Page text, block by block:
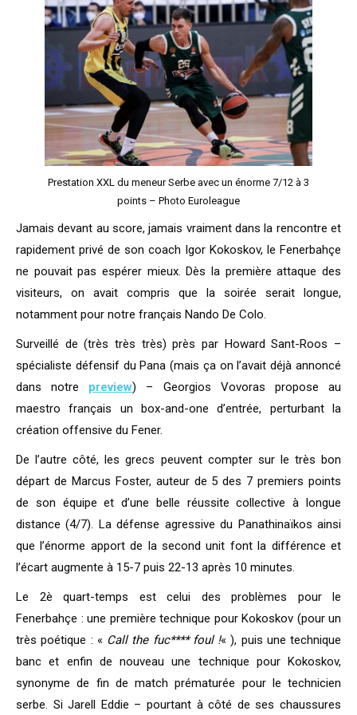
Prestation XXL du meneur Serbe avec un énorme 7/12 à 3
points – Photo Euroleague
Jamais devant au score, jamais vraiment dans la rencontre et
rapidement privé de son coach Igor Kokoskov, le Fenerbahçe
ne pouvait pas espérer mieux. Dès la première attaque des
visiteurs, on avait compris que la soirée serait longue,
notamment pour notre français Nando De Colo.
Surveillé de (très très très) près par Howard Sant-Roos –
spécialiste défensif du Pana (mais ça on l’avait déjà annoncé
dans notre preview) – Georgios Vovoras propose au
maestro français un box-and-one d’entrée, perturbant la
création offensive du Fener.
De l’autre côté, les grecs peuvent compter sur le très bon
départ de Marcus Foster, auteur de 5 des 7 premiers points
de son équipe et d’une belle réussite collective à longue
distance (4/7). La défense agressive du Panathinaïkos ainsi
que l’énorme apport de la second unit font la différence et
l’écart augmente à 15-7 puis 22-13 après 10 minutes.
Le 2è quart-temps est celui des problèmes pour le
Fenerbahçe : une première technique pour Kokoskov (pour un
très poétique : « Call the fuc**** foul !« ), puis une technique
banc et enfin de nouveau une technique pour Kokoskov,
synonyme de fin de match prématurée pour le technicien
serbe. Si Jarell Eddie – pourtant à côté de ses chaussures